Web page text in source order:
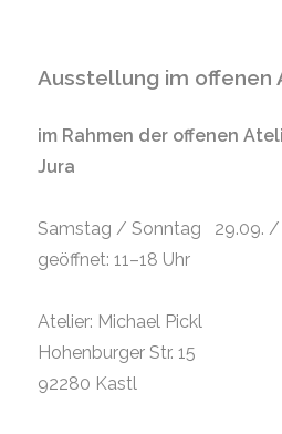
Ausstellung im offenen
im Rahmen der offenen
Jura
Samstag / Sonntag 29.09. /
geöffnet: 11–18 Uhr
Atelier: Michael Pickl
Hohenburger Str. 15
92280 Kastl